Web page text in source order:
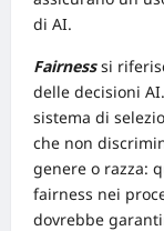
di AI.
Fairnesssi
delle decisioni
sistema di
che non
genere o razza:
fairness nei
dovrebbe